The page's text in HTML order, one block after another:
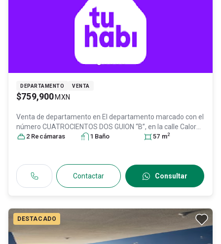
DEPARTAMENTO VENTA
$759,900 MXN
Venta de departamento en El departamento marcado con el
número CUATROCIENTOS DOS GUION “B”, en la calle Calor
numero treinta , Col. Las Fuentes,
Tultitlán, México
2 Recámaras 1 Baño 57 m2
Contactar Consultar
DESTACADO